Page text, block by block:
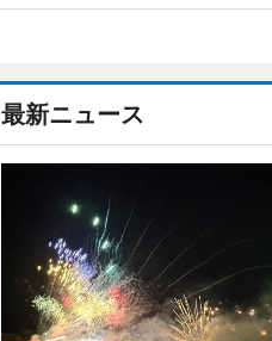
最新ニュース